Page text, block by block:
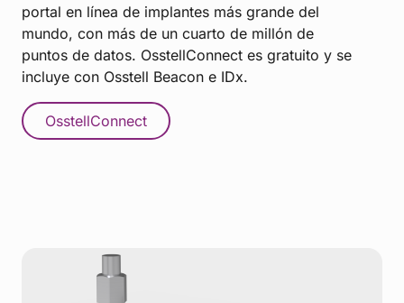
portal en línea de implantes más grande del
mundo, con más de un cuarto de millón de
puntos de datos. OsstellConnect es gratuito y se
incluye con Osstell Beacon e IDx.
OsstellConnect